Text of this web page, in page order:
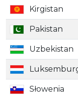
Kirgistan
Pakistan
Uzbekistan
Słowenia